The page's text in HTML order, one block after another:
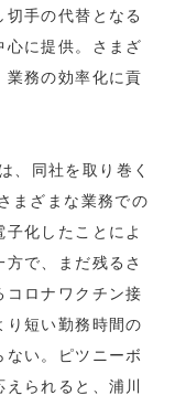
手の代替となる
心に提供。さまざ
業務の効率化に貢
、同社を取り巻く
まざまな業務での
化したことによ
で、まだ残るさ
コロナワクチン接
り短い勤務時間の
い。ピツニーボ
られると、浦川